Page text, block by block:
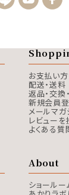
お支払い
配送・送料
返品・交換
新規会員
メールマ
レビューを
よくある質
About
ショールー